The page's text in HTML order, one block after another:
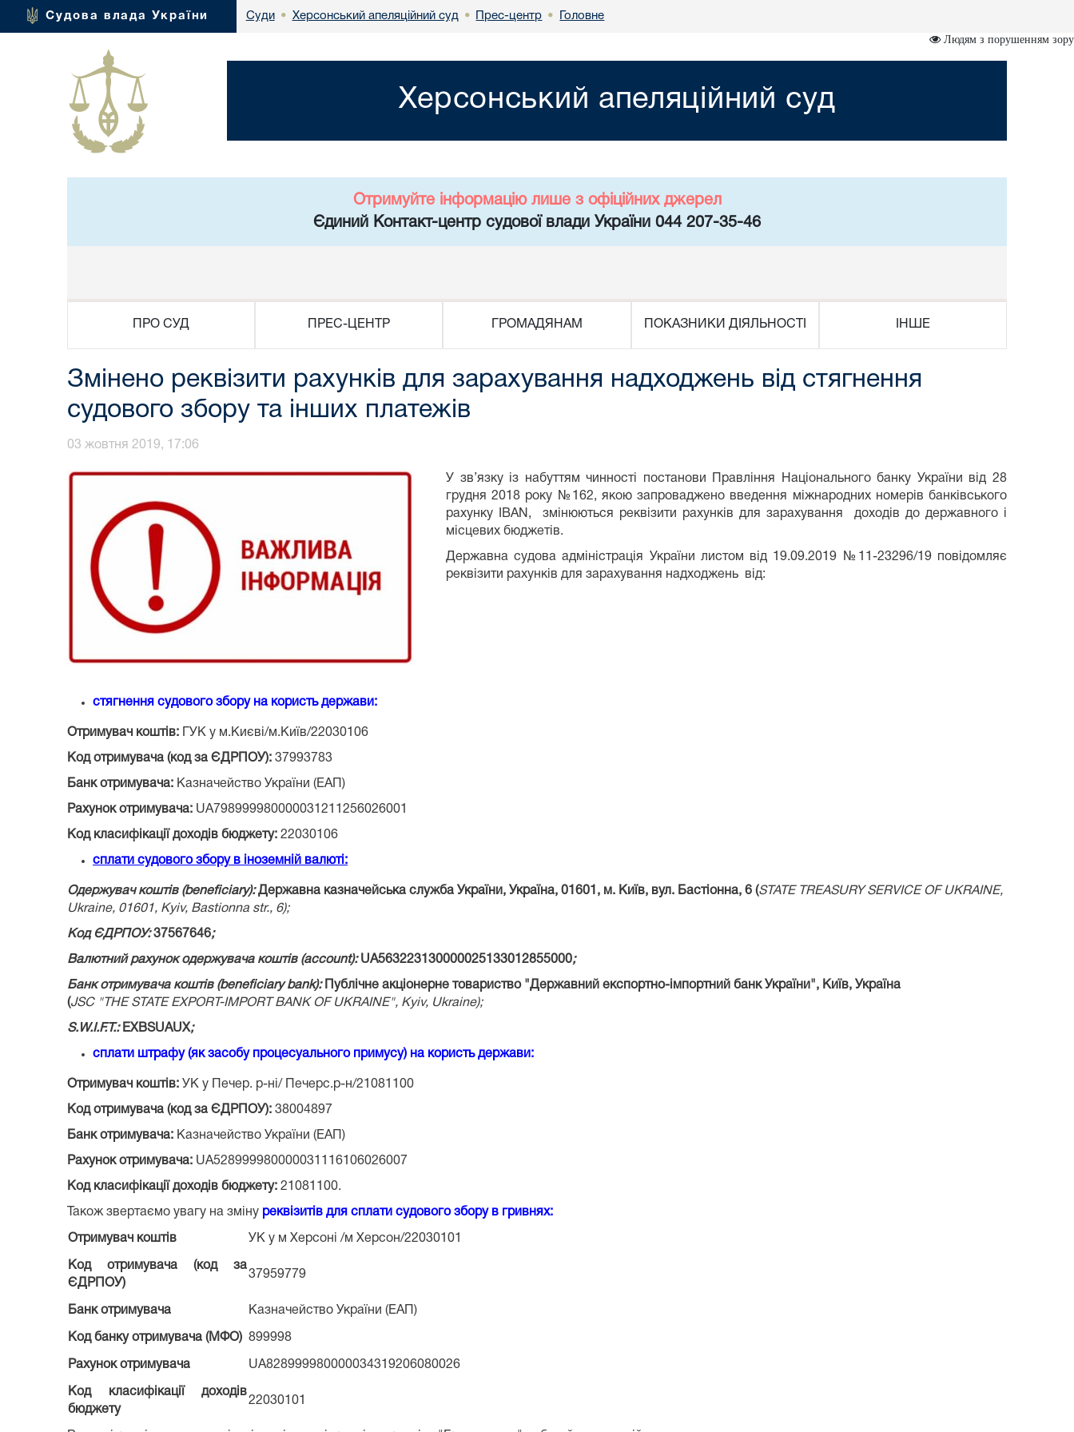
Судова влада України Суди • Херсонський апеляційний суд • Прес-центр • Головне
Людям з порушенням зору
Херсонський апеляційний суд
Отримуйте інформацію лише з офіційних джерел
Єдиний Контакт-центр судової влади України 044 207-35-46
ПРО СУД ПРЕС-ЦЕНТР ГРОМАДЯНАМ ПОКАЗНИКИ ДІЯЛЬНОСТІ ІНШЕ
Змінено реквізити рахунків для зарахування надходжень від стягнення
судового збору та інших платежів
03 жовтня 2019, 17:06
У зв’язку із набуттям чинності постанови Правління Національного банку України від 28
грудня 2018 року №162, якою запроваджено введення міжнародних номерів банківського
рахунку IBAN, змінюються реквізити рахунків для зарахування доходів до державного і
місцевих бюджетів.
Державна судова адміністрація України листом від 19.09.2019 №11-23296/19 повідомляє
реквізити рахунків для зарахування надходжень від:
стягнення судового збору на користь держави:
Отримувач коштів: ГУК у м.Києві/м.Київ/22030106
Код отримувача (код за ЄДРПОУ): 37993783
Банк отримувача: Казначейство України (ЕАП)
Рахунок отримувача: UA798999980000031211256026001
Код класифікації доходів бюджету: 22030106
сплати судового збору в іноземній валюті:
Одержувач коштів (beneficiary):Державна казначейська служба України, Україна, 01601, м. Київ, вул. Бастіонна, 6 (STATE TREASURY SERVICE OF UKRAINE,
Ukraine, 01601, Kyiv, Bastionna str., 6);
Код ЄДРПОУ:37567646;
Валютний рахунок одержувача коштів (account): UA563223130000025133012855000;
Банк отримувача коштів (beneficiary bank):
Публічне акціонерне товариство "Державний експортно-імпортний банк України", Київ, Україна
(JSC "THE STATE EXPORT-IMPORT BANK OF UKRAINE", Kyiv, Ukraine);
S.W.I.F.T.: EXBSUAUX;
сплати штрафу (як засобу процесуального примусу) на користь держави:
Отримувач коштів: УК у Печер. р-ні/ Печерс.р-н/21081100
Код отримувача (код за ЄДРПОУ): 38004897
Банк отримувача: Казначейство України (ЕАП)
Рахунок отримувача: UA528999980000031116106026007
Код класифікації доходів бюджету: 21081100.
Також звертаємо увагу на зміну реквізитів для сплати судового збору в гривнях:
Отримувач коштів УК у м Херсоні /м Херсон/22030101
Код отримувача (код за
ЄДРПОУ)
37959779
Банк отримувача Казначейство України (ЕАП)
Код банку отримувача (МФО) 899998
Рахунок отримувача UA828999980000034319206080026
Код класифікації доходів
бюджету
22030101